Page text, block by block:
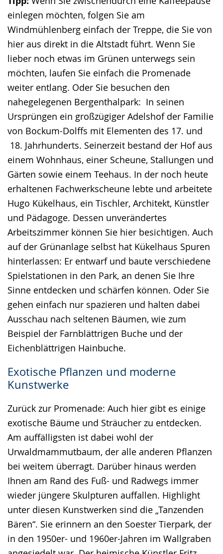
einlegen möchten, folgen Sie am
Windmühlenberg einfach der Treppe, die Sie von
hier aus direkt in die Altstadt führt. Wenn Sie
lieber noch etwas im Grünen unterwegs sein
möchten, laufen Sie einfach die Promenade
weiter entlang. Oder Sie besuchen den
nahegelegenen Bergenthalpark: In seinen
Ursprüngen ein großzügiger Adelshof der Familie
von Bockum-Dolffs mit Elementen des 17. und
18. Jahrhunderts. Seinerzeit bestand der Hof aus
einem Wohnhaus, einer Scheune, Stallungen und
Gärten sowie einem Teehaus. In der noch heute
erhaltenen Fachwerkscheune lebte und arbeitete
Hugo Kükelhaus, ein Tischler, Architekt, Künstler
und Pädagoge. Dessen unverändertes
Arbeitszimmer können Sie hier besichtigen. Auch
auf der Grünanlage selbst hat Kükelhaus Spuren
hinterlassen: Er entwarf und baute verschiedene
Spielstationen in den Park, an denen Sie Ihre
Sinne entdecken und schärfen können. Oder Sie
gehen einfach nur spazieren und halten dabei
Ausschau nach seltenen Bäumen, wie zum
Beispiel der Farnblättrigen Buche und der
Eichenblättrigen Hainbuche.
Exotische Pflanzen und moderne
Kunstwerke
Zurück zur Promenade: Auch hier gibt es einige
exotische Bäume und Sträucher zu entdecken.
Am auffälligsten ist dabei wohl der
Urwaldmammutbaum, der alle anderen Pflanzen
bei weitem überragt. Darüber hinaus werden
Ihnen am Rand des Fuß- und Radwegs immer
wieder jüngere Skulpturen auffallen. Highlight
unter diesen Kunstwerken sind die „Tanzenden
Bären“. Sie erinnern an den Soester Tierpark, der
in den 1950er- und 1960er-Jahren im Wallgraben